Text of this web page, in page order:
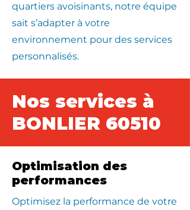
quartiers avoisinants, notre équipe
sait s’adapter à votre
environnement pour des services
personnalisés.
Nos services à
BONLIER 60510
Optimisation des
performances
Optimisez la performance de votre